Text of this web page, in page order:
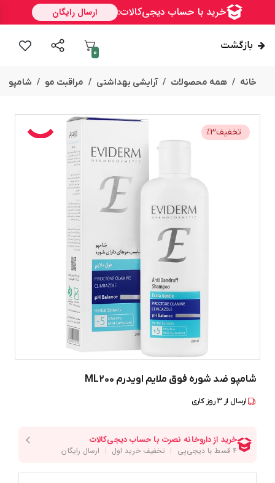
بازگشت
0
خانه همه محصولات آرایشی بهداشتی مراقبت مو شامپو
تخفیف %3
شامپو ضد شوره فوق ملایم اویدرم ML200
ارسال از 3روز کاری